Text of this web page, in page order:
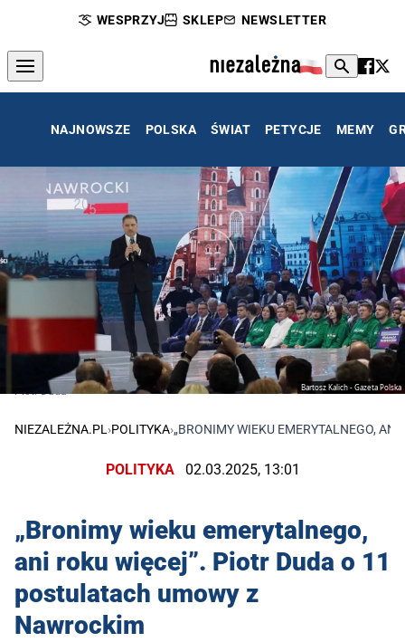
WESPRZYJ SKLEP NEWSLETTER
NAJNOWSZE POLSKA ŚWIAT PETYCJE MEMY
Bartosz Kalich - Gazeta Polska
Piotr Duda
NIEZALEŻNA.PL ›POLITYKA›„BRONIMY WIEKU EMERYTALNEGO,
POLITYKA 02.03.2025, 13:01
„Bronimy wieku emerytalnego,
ani roku więcej”. Piotr Duda o 11
postulatach umowy z
Nawrockim